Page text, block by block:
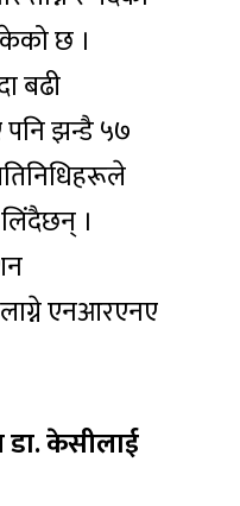
छ ।
बढी
झन्डै ५७
लिंदैछन् ।
लाग्ने एनआरएनए
डा. केसीलाई